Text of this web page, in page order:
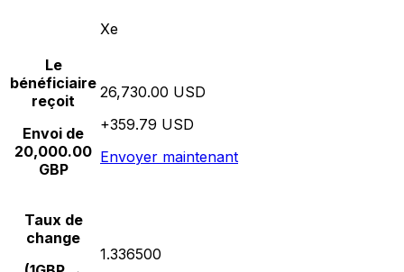
Xe
Le
bénéficiaire
reçoit
Envoi de
20,000.00
GBP
26,730.00 USD
+359.79 USD
Envoyer maintenant
Taux de
change
1.336500